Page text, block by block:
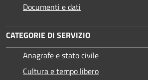
Documenti e dati
CATEGORIE DI SERVIZIO
Anagrafe e stato civile
Cultura e tempo libero